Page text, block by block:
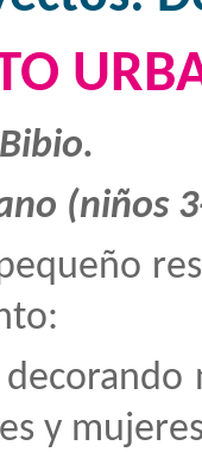
(niños
y